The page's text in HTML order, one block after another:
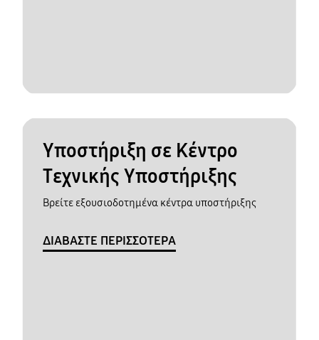
Υποστήριξη σε Κέντρο
Τεχνικής Υποστήριξης
Βρείτε εξουσιοδοτημένα κέντρα υποστήριξης
ΔΙΑΒΑΣΤΕ ΠΕΡΙΣΣΟΤΕΡΑ